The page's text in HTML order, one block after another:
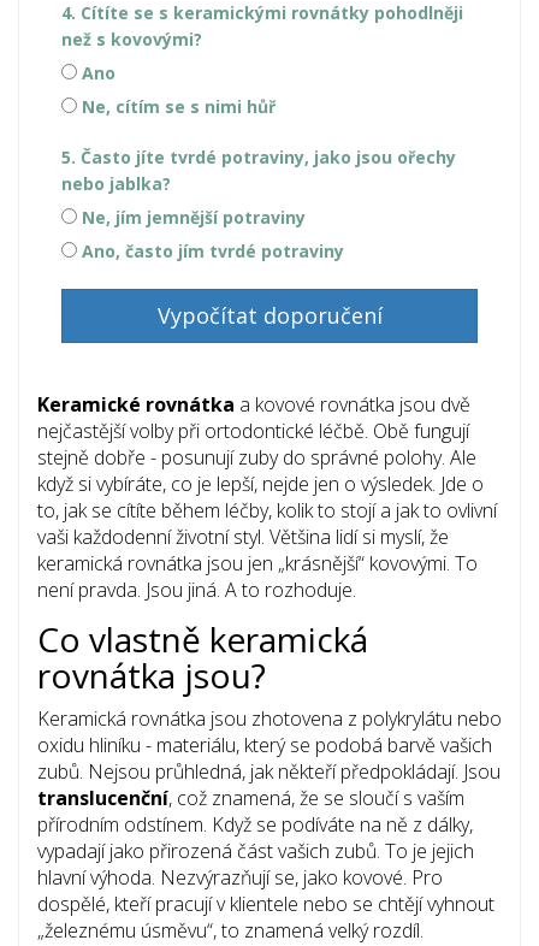
4. Cítíte se s keramickými rovnátky pohodlněji
než s kovovými?
Ano
Ne, cítím se s nimi hůř
5. Často jíte tvrdé potraviny, jako jsou ořechy
nebo jablka?
Ne, jím jemnější potraviny
Ano, často jím tvrdé potraviny
Vypočítat doporučení
Keramické rovnátka a kovové rovnátka jsou dvě
nejčastější volby při ortodontické léčbě. Obě fungují
stejně dobře - posunují zuby do správné polohy. Ale
když si vybíráte, co je lepší, nejde jen o výsledek. Jde o
to, jak se cítíte během léčby, kolik to stojí a jak to ovlivní
vaši každodenní životní styl. Většina lidí si myslí, že
keramická rovnátka jsou jen „krásnější“ kovovými. To
není pravda. Jsou jiná. A to rozhoduje.
Co vlastně keramická
rovnátka jsou?
Keramická rovnátka jsou zhotovena z polykrylátu nebo
oxidu hliníku - materiálu, který se podobá barvě vašich
zubů. Nejsou průhledná, jak někteří předpokládají. Jsou
translucenční, což znamená, že se sloučí s vaším
přírodním odstínem. Když se podíváte na ně z dálky,
vypadají jako přirozená část vašich zubů. To je jejich
hlavní výhoda. Nezvýrazňují se, jako kovové. Pro
dospělé, kteří pracují v klientele nebo se chtějí vyhnout
„železnému úsměvu“, to znamená velký rozdíl.